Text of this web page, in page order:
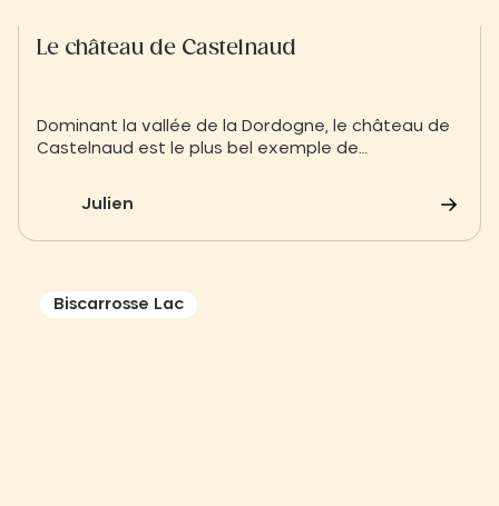
Le château de Castelnaud
Dominant la vallée de la Dordogne, le château de
Castelnaud est le plus bel exemple de
musée de la guerre au Moyen Âge et ses
dans l’histoire de France à deux pas de notre
Julien
Biscarrosse Lac